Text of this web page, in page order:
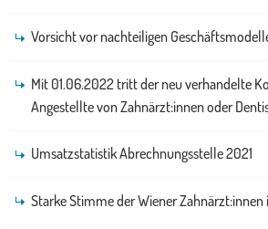
Vorsicht vor nachteiligen
Mit 01.06.2022 tritt der neu verhandelte
Angestellte von Zahnärzt:innen oder
Umsatzstatistik Abrechnungsstelle 2021
Starke Stimme der Wiener